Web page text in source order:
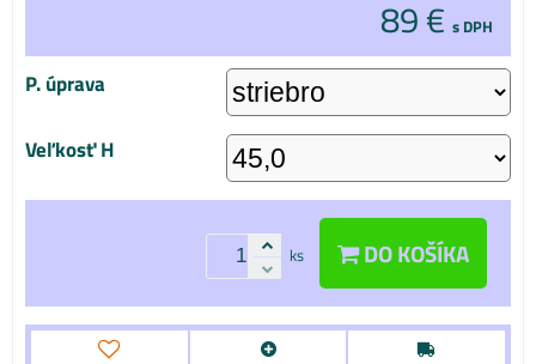
89 € s DPH
P. úprava
Veľkosť H
ks DO KOŠÍKA